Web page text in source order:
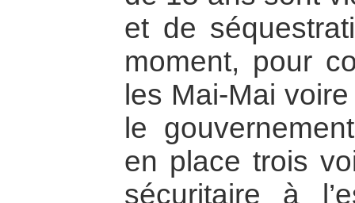
et de
moment, pour
les Mai-Mai
le
en place trois
sécuritaire à